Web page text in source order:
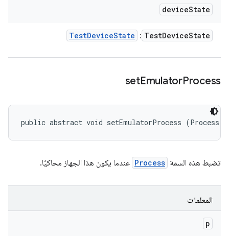
deviceState
TestDeviceState
:
TestDeviceState
setEmulatorProcess
public abstract void setEmulatorProcess (Process
تضبط هذه السمة Process عندما يكون هذا الجهاز محاكيًا.
المعلمات
p